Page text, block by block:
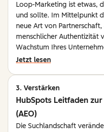
Loop-Marketing ist etwas,
und sollte. Im Mittelpunkt
neue Art von
menschlicher Authentizität
Wachstum Ihres
Jetzt lesen
3. Verstärken
HubSpots Leitfaden
(AEO)
Die Suchlandschaft